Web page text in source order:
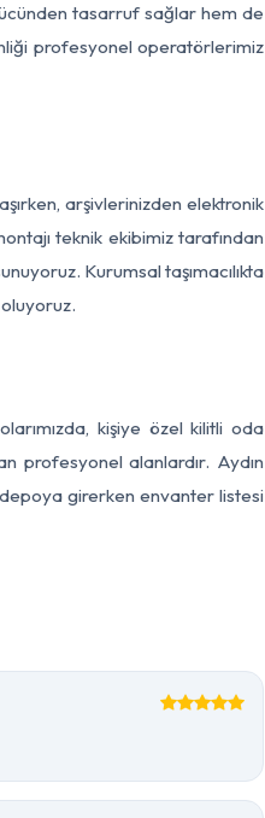
tasarruf sağlar hem de
profesyonel operatörlerimiz
arşivlerinizden elektronik
teknik ekibimiz tarafından
Kurumsal taşımacılıkta
oluyoruz.
kişiye özel kilitli oda
profesyonel alanlardır. Aydın
girerken envanter listesi